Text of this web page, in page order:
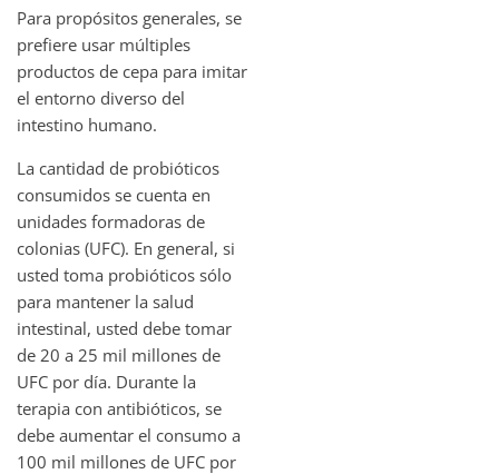
Para propósitos generales, se
prefiere usar múltiples
productos de cepa para imitar
el entorno diverso del
intestino humano.
La cantidad de probióticos
consumidos se cuenta en
unidades formadoras de
colonias (UFC). En general, si
usted toma probióticos sólo
para mantener la salud
intestinal, usted debe tomar
de 20 a 25 mil millones de
UFC por día. Durante la
terapia con antibióticos, se
debe aumentar el consumo a
100 mil millones de UFC por